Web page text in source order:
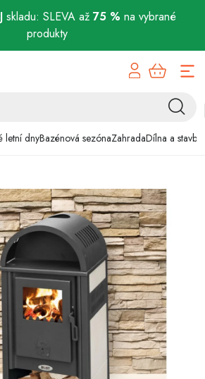
skladu: SLEVA až 75 % na vybrané
produkty
letní dnyBazénová sezónaZahradaDílna a stavba